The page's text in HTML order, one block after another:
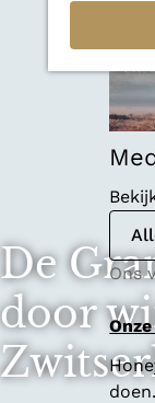
Ons
doen.
De
door